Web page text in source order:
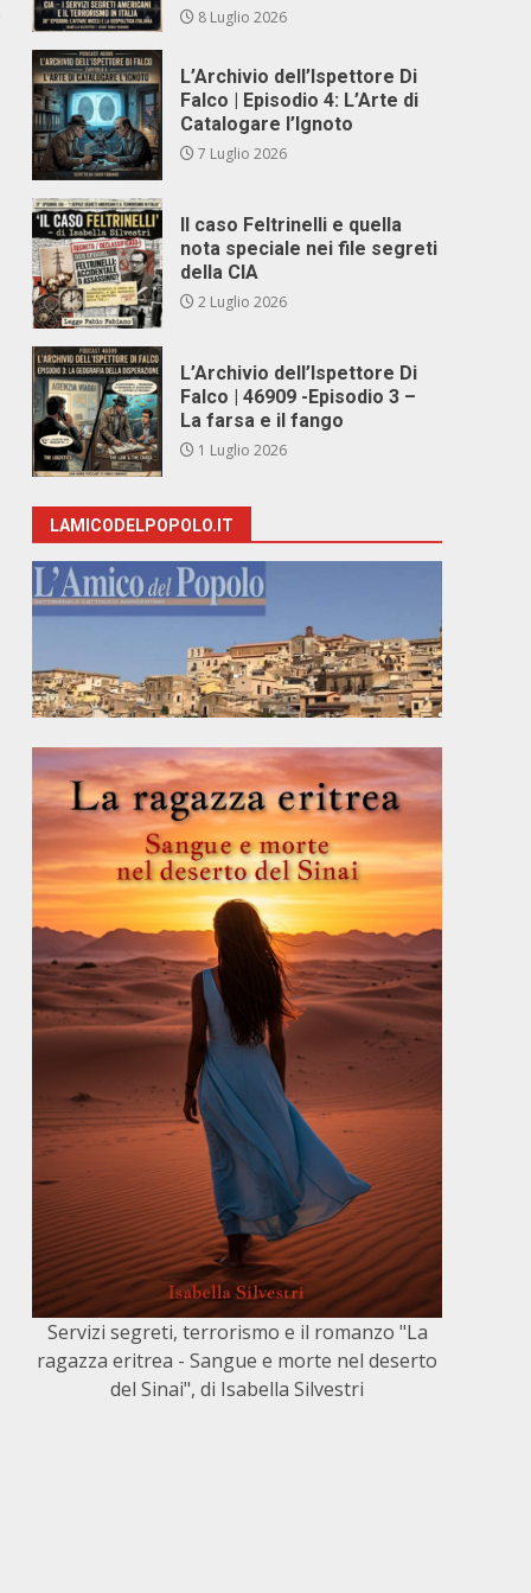
8 Luglio 2026
L’Archivio dell’Ispettore Di
Falco | Episodio 4: L’Arte di
Catalogare l’Ignoto
7 Luglio 2026
Il caso Feltrinelli e quella
nota speciale nei file segreti
della CIA
2 Luglio 2026
L’Archivio dell’Ispettore Di
Falco | 46909 -Episodio 3 –
La farsa e il fango
1 Luglio 2026
LAMICODELPOPOLO.IT
Servizi segreti, terrorismo e il romanzo "La
ragazza eritrea - Sangue e morte nel deserto
del Sinai", di Isabella Silvestri